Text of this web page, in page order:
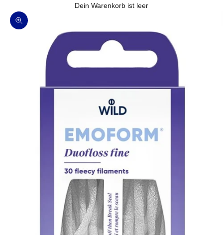
Dein Warenkorb ist leer
Bild vergrößern